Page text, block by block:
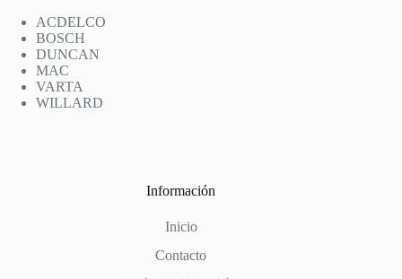
ACDELCO
BOSCH
DUNCAN
MAC
VARTA
WILLARD
Información
Inicio
Contacto